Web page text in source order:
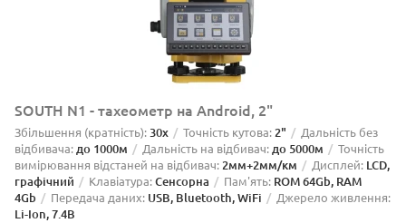
SOUTH N1 - тахеометр на Android, 2"
Збільшення (кратність):30х Точність кутова:2"
Дальність без
відбивача:до 1000м Дальність на відбивач:до 5000м
Точність
вимірювання відстаней на відбивач:2мм+2мм/км Дисплей: LCD,
графічний
Клавіатура:Сенсорна Пам'ять: ROM 64Gb, RAM
4Gb
Передача даних: USB, Bluetooth, WiFi Джерело живлення:
Li-Ion, 7.4В